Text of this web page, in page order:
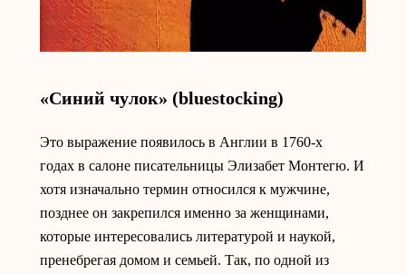
«Синий чулок» (bluestocking)
Это выражение появилось в Англии в 1760-х
годах в салоне писательницы Элизабет Монтегю. И
хотя изначально термин относился к мужчине,
позднее он закрепился именно за женщинами,
которые интересовались литературой и наукой,
пренебрегая домом и семьей. Так, по одной из